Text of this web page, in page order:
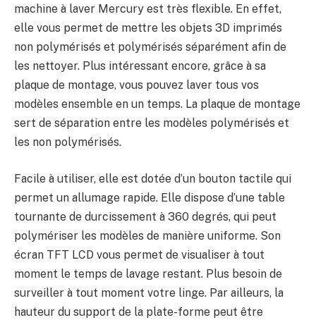
machine à laver Mercury est très flexible. En effet,
elle vous permet de mettre les objets 3D imprimés
non polymérisés et polymérisés séparément afin de
les nettoyer. Plus intéressant encore, grâce à sa
plaque de montage, vous pouvez laver tous vos
modèles ensemble en un temps. La plaque de montage
sert de séparation entre les modèles polymérisés et
les non polymérisés.
Facile à utiliser, elle est dotée d’un bouton tactile qui
permet un allumage rapide. Elle dispose d’une table
tournante de durcissement à 360 degrés, qui peut
polymériser les modèles de manière uniforme. Son
écran TFT LCD vous permet de visualiser à tout
moment le temps de lavage restant. Plus besoin de
surveiller à tout moment votre linge. Par ailleurs, la
hauteur du support de la plate-forme peut être